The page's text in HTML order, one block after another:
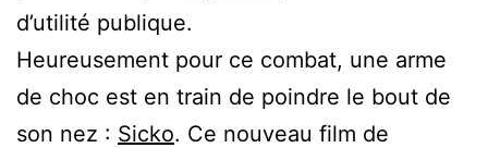
d’utilité publique.
Heureusement pour ce combat, une arme
de choc est en train de poindre le bout de
son nez : Sicko. Ce nouveau film de